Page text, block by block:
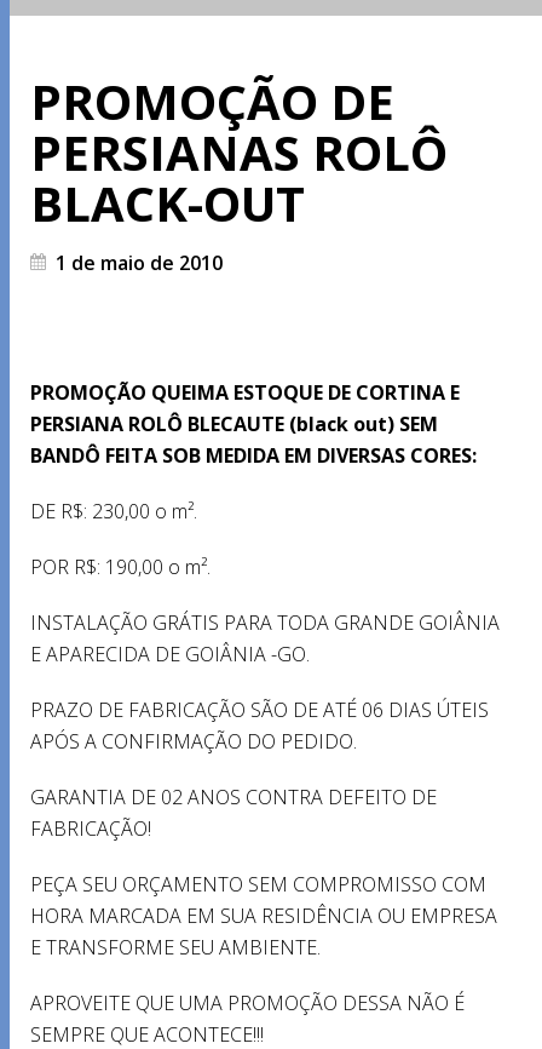
PROMOÇÃO DE
PERSIANAS ROLÔ
BLACK-OUT
1 de maio de 2010
PROMOÇÃO QUEIMA ESTOQUE DE CORTINA E
PERSIANA ROLÔ BLECAUTE (black out) SEM
BANDÔ FEITA SOB MEDIDA EM DIVERSAS CORES:
DE R$: 230,00 o m².
POR R$: 190,00 o m².
INSTALAÇÃO GRÁTIS PARA TODA GRANDE GOIÂNIA
E APARECIDA DE GOIÂNIA -GO.
PRAZO DE FABRICAÇÃO SÃO DE ATÉ 06 DIAS ÚTEIS
APÓS A CONFIRMAÇÃO DO PEDIDO.
GARANTIA DE 02 ANOS CONTRA DEFEITO DE
FABRICAÇÃO!
PEÇA SEU ORÇAMENTO SEM COMPROMISSO COM
HORA MARCADA EM SUA RESIDÊNCIA OU EMPRESA
E TRANSFORME SEU AMBIENTE.
APROVEITE QUE UMA PROMOÇÃO DESSA NÃO É
SEMPRE QUE ACONTECE!!!